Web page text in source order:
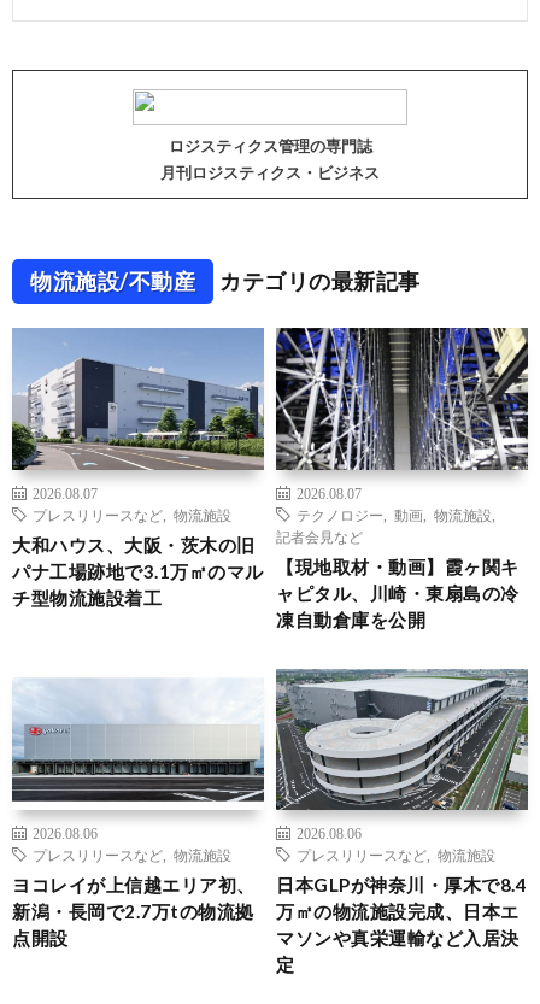
ロジスティクス管理の専門誌
月刊ロジスティクス・ビジネス
物流施設/不動産 カテゴリの最新記事
2026.08.07
プレスリリースなど
物流施設
大和ハウス、大阪・茨木の旧
パナ工場跡地で3.1万㎡のマル
チ型物流施設着工
2026.08.07
テクノロジー
動画 物流施設
記者会見など
【現地取材・動画】霞ヶ関キ
ャピタル、川崎・東扇島の冷
凍自動倉庫を公開
2026.08.06
プレスリリースなど
物流施設
ヨコレイが上信越エリア初、
新潟・長岡で2.7万tの物流拠
点開設
2026.08.06
プレスリリースなど
物流施設
日本GLPが神奈川・厚木で8.4
万㎡の物流施設完成、日本エ
マソンや真栄運輸など入居決
定